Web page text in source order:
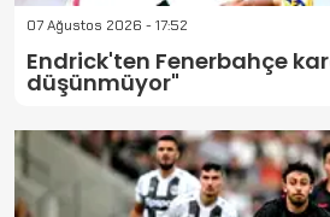
07 Ağustos 2026 - 17:52
Endrick'ten Fenerbahçe
düşünmüyor"